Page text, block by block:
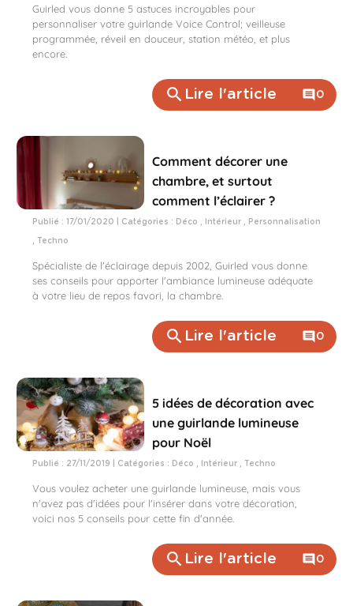
Guirled vous donne 5 astuces incroyables pour
personnaliser votre guirlande Voice Control; veilleuse
programmée, réveil en douceur, station météo, et plus
encore.
search Lire l'article comment0
Comment décorer une
chambre, et surtout
comment l’éclairer ?
Publié : 17/01/2020 | Catégories : Déco , Intérieur , Personnalisation
, Techno
Spécialiste de l'éclairage depuis 2002, Guirled vous donne
ses conseils pour apporter l'ambiance lumineuse adéquate
à votre lieu de repos favori, la chambre.
search Lire l'article comment0
5 idées de décoration avec
une guirlande lumineuse
pour Noël
Publié : 27/11/2019 | Catégories : Déco , Intérieur , Techno
Vous voulez acheter une guirlande lumineuse, mais vous
n'avez pas d'idées pour l'insérer dans votre décoration,
voici nos 5 conseils pour cette fin d'année.
search Lire l'article comment0